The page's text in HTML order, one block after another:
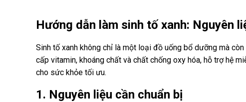
Hướng dẫn làm sinh tố xanh: Nguyên
Sinh tố xanh không chỉ là một loại đồ uống bổ dưỡng mà
cấp vitamin, khoáng chất và chất chống oxy hóa, hỗ trợ hệ
cho sức khỏe tối ưu.
1. Nguyên liệu cần chuẩn bị